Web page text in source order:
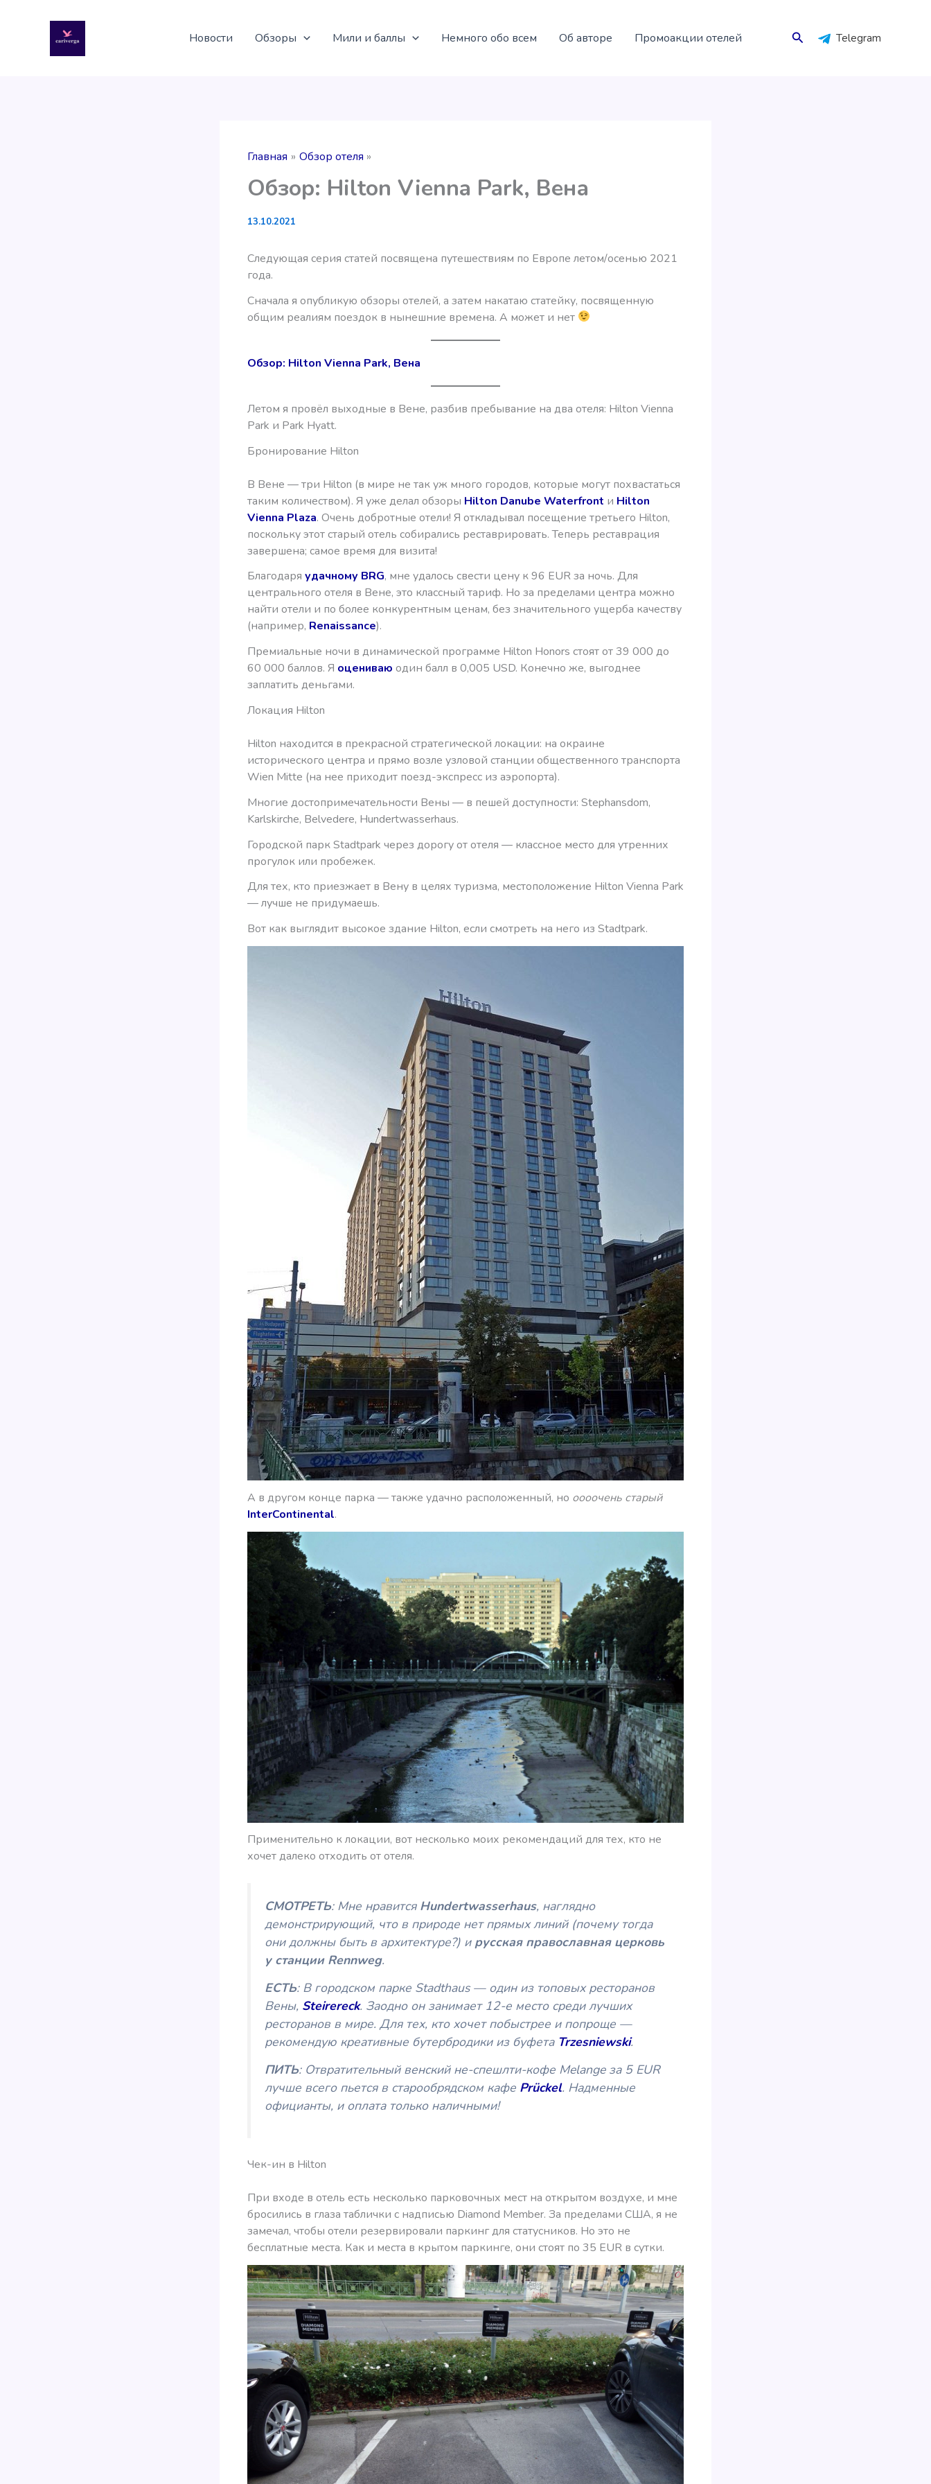
содержимому
Новости Обзоры Мили и баллы Немного обо всем Об авторе Промоакции отелей Поиск Telegram
Главная Обзор отеля
Обзор: Hilton Vienna Park, Вена
13.10.2021
Следующая серия статей посвящена путешествиям по Европе летом/осенью 2021
года.
Сначала я опубликую обзоры отелей, а затем накатаю статейку, посвященную
общим реалиям поездок в нынешние времена. А может и нет
Обзор: Hilton Vienna Park, Вена
Летом я провёл выходные в Вене, разбив пребывание на два отеля: Hilton Vienna
Park и Park Hyatt.
Бронирование Hilton
В Вене — три Hilton (в мире не так уж много городов, которые могут похвастаться
таким количеством). Я уже делал обзоры Hilton Danube Waterfront и Hilton
Vienna Plaza. Очень добротные отели! Я откладывал посещение третьего Hilton,
поскольку этот старый отель собирались реставрировать. Теперь реставрация
завершена; самое время для визита!
Благодаря удачному BRG, мне удалось свести цену к 96 EUR за ночь. Для
центрального отеля в Вене, это классный тариф. Но за пределами центра можно
найти отели и по более конкурентным ценам, без значительного ущерба качеству
(например, Renaissance).
Премиальные ночи в динамической программе Hilton Honors стоят от 39 000 до
60 000 баллов. Я оцениваю один балл в 0,005 USD. Конечно же, выгоднее
заплатить деньгами.
Локация Hilton
Hilton находится в прекрасной стратегической локации: на окраине
исторического центра и прямо возле узловой станции общественного транспорта
Wien Mitte (на нее приходит поезд-экспресс из аэропорта).
Многие достопримечательности Вены — в пешей доступности: Stephansdom,
Karlskirche, Belvedere, Hundertwasserhaus.
Городской парк Stadtpark через дорогу от отеля — классное место для утренних
прогулок или пробежек.
Для тех, кто приезжает в Вену в целях туризма, местоположение Hilton Vienna Park
— лучше не придумаешь.
Вот как выглядит высокое здание Hilton, если смотреть на него из Stadtpark.
А в другом конце парка — также удачно расположенный, но оооочень старый
InterContinental.
Применительно к локации, вот несколько моих рекомендаций для тех, кто не
хочет далеко отходить от отеля.
СМОТРЕТЬ: Мне нравится Hundertwasserhaus, наглядно
демонстрирующий, что в природе нет прямых линий (почему тогда
они должны быть в архитектуре?) и русская православная церковь
у станции Rennweg.
ЕСТЬ: В городском парке Stadthaus — один из топовых ресторанов
Вены, Steirereck. Заодно он занимает 12-е место среди лучших
ресторанов в мире. Для тех, кто хочет побыстрее и попроще —
рекомендую креативные бутербродики из буфета Trzesniewski.
ПИТЬ: Отвратительный венский не-спешлти-кофе Melange за 5 EUR
лучше всего пьется в старообрядском кафе Prückel. Надменные
официанты, и оплата только наличными!
Чек-ин в Hilton
При входе в отель есть несколько парковочных мест на открытом воздухе, и мне
бросились в глаза таблички с надписью Diamond Member. За пределами США, я не
замечал, чтобы отели резервировали паркинг для статусников. Но это не
бесплатные места. Как и места в крытом паркинге, они стоят по 35 EUR в сутки.